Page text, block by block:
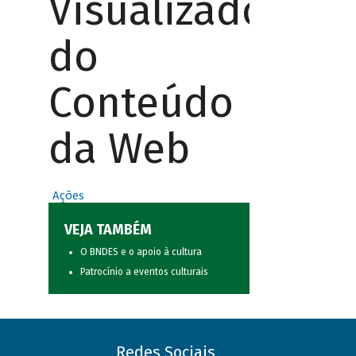
Visualizador
do
Conteúdo
da Web
Ações
VEJA TAMBÉM
O BNDES e o apoio à cultura
Patrocínio a eventos culturais
Redes Sociais